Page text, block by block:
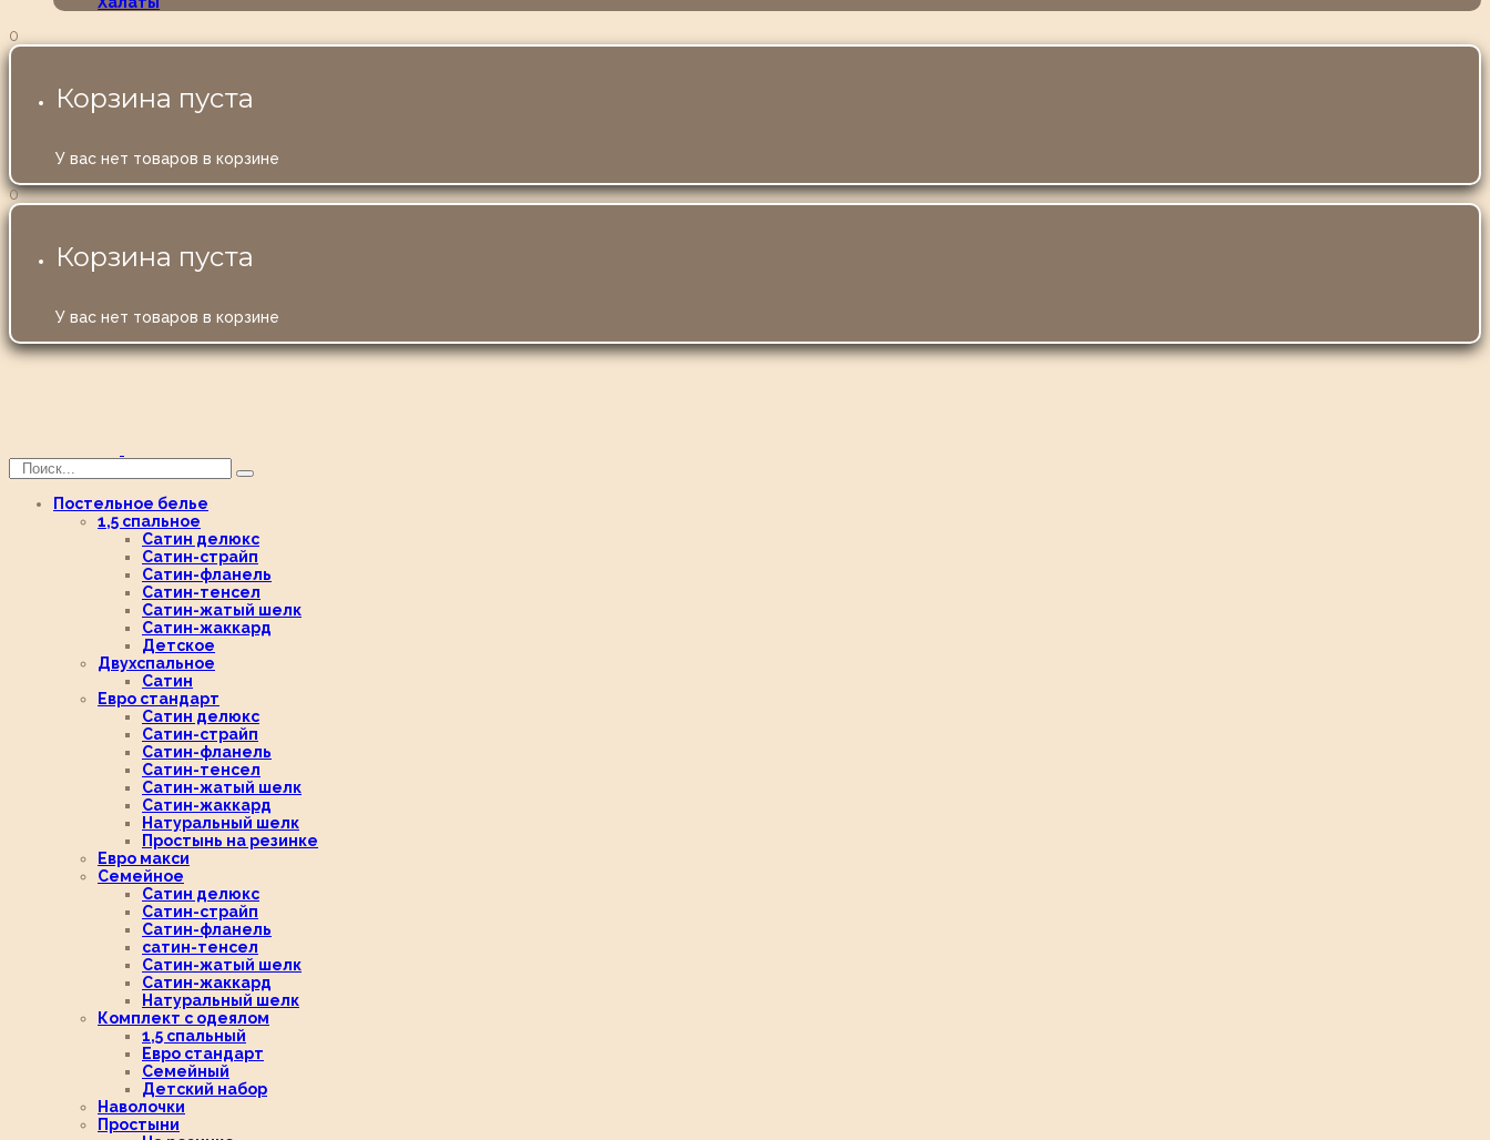
0
Корзина пуста
У вас нет товаров в корзине
0
Корзина пуста
У вас нет товаров в корзине
Постельное белье
1,5 спальное
Сатин делюкс
Сатин-страйп
Сатин-фланель
Сатин-тенсел
Сатин-жатый шелк
Сатин-жаккард
Детское
Двухспальное
Сатин
Евро стандарт
Сатин делюкс
Сатин-страйп
Сатин-фланель
Сатин-тенсел
Сатин-жатый шелк
Сатин-жаккард
Натуральный шелк
Простынь на резинке
Евро макси
Семейное
Сатин делюкс
Сатин-страйп
Сатин-фланель
сатин-тенсел
Сатин-жатый шелк
Сатин-жаккард
Натуральный шелк
Комплект с одеялом
1,5 спальный
Евро стандарт
Семейный
Детский набор
Наволочки
Простыни